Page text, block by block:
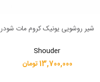
اطلاعات بیشتر
شیر روشویی یونیک کروم مات شودر
Shouder
13,700,000 تومان